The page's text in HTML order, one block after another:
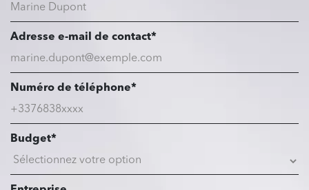
Adresse e-mail de contact*
Numéro de téléphone*
Budget*